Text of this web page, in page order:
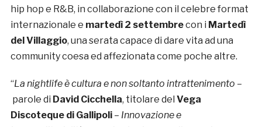
hip hop e R&B, in collaborazione con il celebre format
internazionale e martedì 2 settembrecon i Martedì
del Villaggio, una serata capace di dare vita ad una
community coesa ed affezionata come poche altre.
“La nightlife è cultura e non soltanto intrattenimento –
parole di David Cicchella, titolare del Vega
Discoteque di Gallipoli– Innovazione e